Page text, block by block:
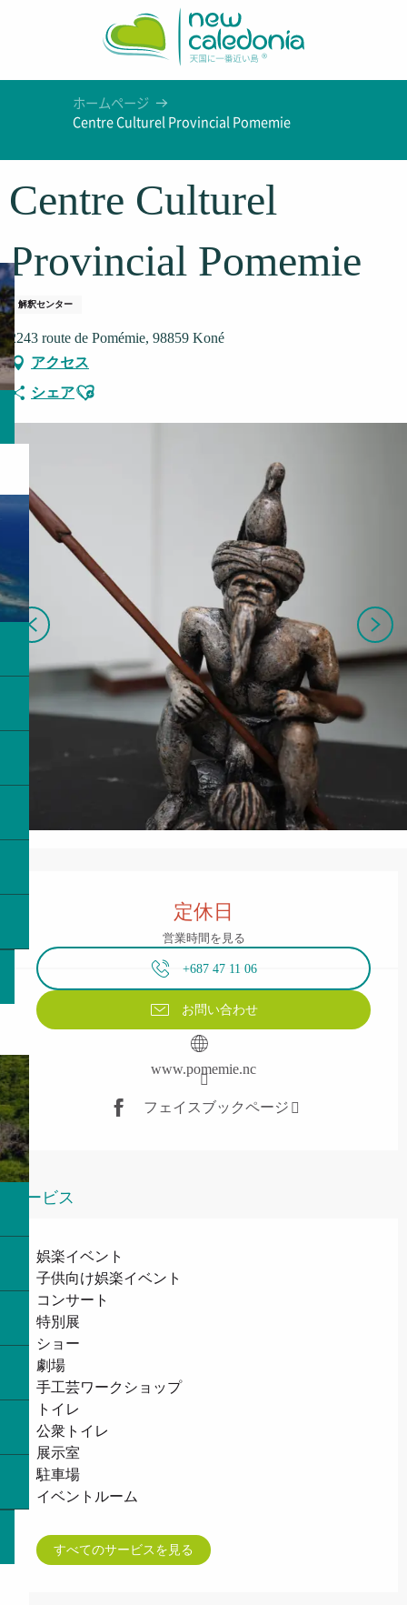
ホームページ
Centre Culturel Provincial Pomemie
Centre Culturel
Provincial Pomemie
解釈センター
2243 route de Pomémie, 98859 Koné
アクセス
シェアAjouter aux favoris
定休日
営業時間を見る
+687 47 11 06
お問い合わせ
www.pomemie.nc
フェイスブックページ
サービス
娯楽イベント
子供向け娯楽イベント
コンサート
特別展
ショー
劇場
手工芸ワークショップ
トイレ
公衆トイレ
展示室
駐車場
イベントルーム
すべてのサービスを見る